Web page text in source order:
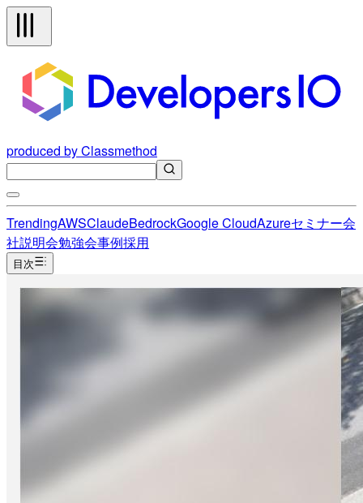
produced by Classmethod
TrendingAWSClaudeBedrockGoogle CloudAzureセミナー会
社説明会勉強会事例採用
目次